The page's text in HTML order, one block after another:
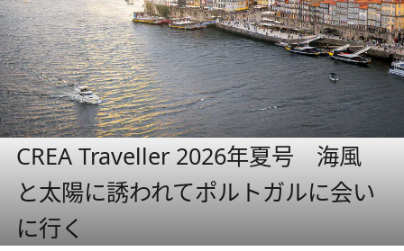
CREA Traveller 2026年夏号 海風
と太陽に誘われてポルトガルに会い
に行く